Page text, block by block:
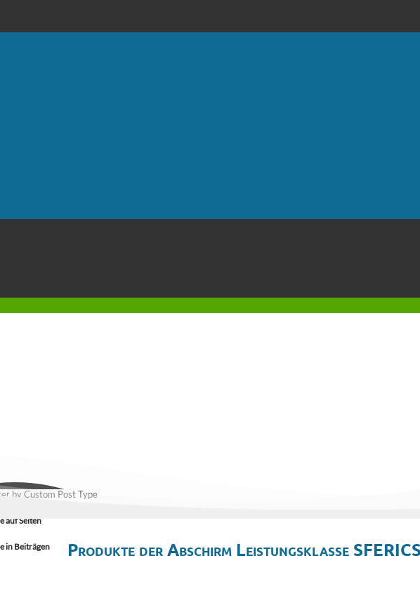
by Custom Post Type
auf Seiten
in Beiträgen Produkte der Abschirm Leistungsklasse